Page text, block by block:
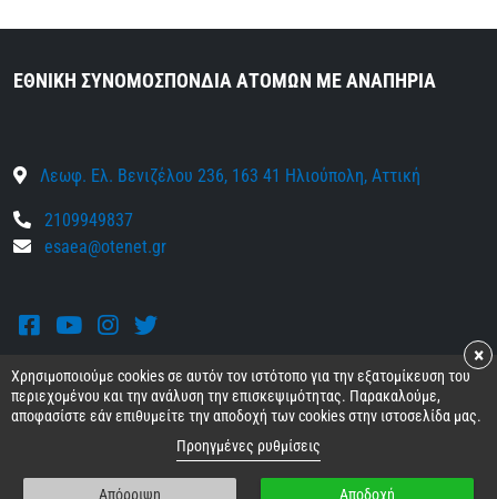
ΕΘΝΙΚΗ ΣΥΝΟΜΟΣΠΟΝΔΙΑ ΑΤΟΜΩΝ ΜΕ ΑΝΑΠΗΡΙΑ
Λεωφ. Ελ. Βενιζέλου 236, 163 41 Ηλιούπολη, Αττική
2109949837
esaea@otenet.gr
FacebookYoutubeInstagram
Twitter
© 2026 Ε.Σ.Α.μεΑ.
Όροι και προϋποθέσεις
• Προσωπικά δεδομένα
Χρησιμοποιούμε cookies σε αυτόν τον ιστότοπο για την εξατομίκευση του
περιεχομένου και την ανάλυση την επισκεψιμότητας. Παρακαλούμε,
αποφασίστε εάν επιθυμείτε την αποδοχή των cookies στην ιστοσελίδα μας.
Προηγμένες ρυθμίσεις
Απόρριψη Αποδοχή
×